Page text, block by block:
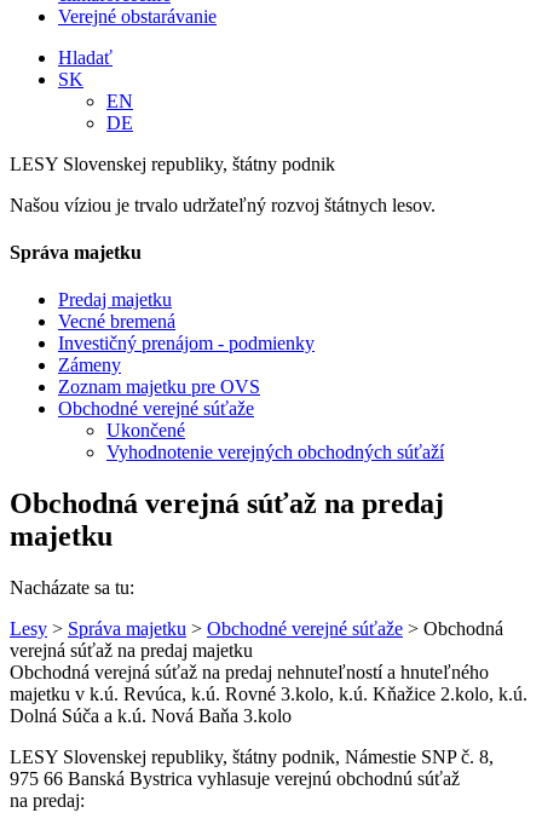
Verejné obstarávanie
Hladať
SK
EN
DE
LESY Slovenskej republiky, štátny podnik
Našou víziou je trvalo udržateľný rozvoj štátnych lesov.
Správa majetku
Predaj majetku
Vecné bremená
Investičný prenájom - podmienky
Zámeny
Zoznam majetku pre OVS
Obchodné verejné súťaže
Ukončené
Vyhodnotenie verejných obchodných súťaží
Obchodná verejná súťaž na predaj
majetku
Nacházate sa tu:
Lesy > Správa majetku > Obchodné verejné súťaže > Obchodná
verejná súťaž na predaj majetku
Obchodná verejná súťaž na predaj nehnuteľností a hnuteľného
majetku v k.ú. Revúca, k.ú. Rovné 3.kolo, k.ú. Kňažice 2.kolo, k.ú.
Dolná Súča a k.ú. Nová Baňa 3.kolo
LESY Slovenskej republiky, štátny podnik, Námestie SNP č. 8,
975 66 Banská Bystrica vyhlasuje verejnú obchodnú súťaž
na predaj: